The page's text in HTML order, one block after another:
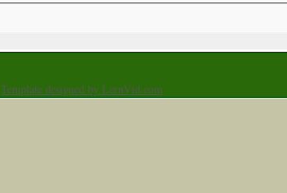
Template designed by LernVid.com